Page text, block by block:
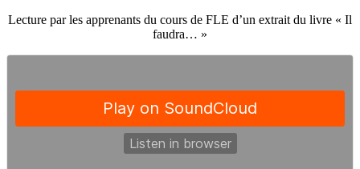
Lecture par les apprenants du cours de FLE d’un extrait du livre « Il
faudra… »